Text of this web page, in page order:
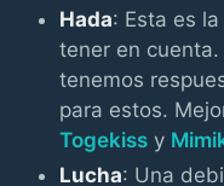
Hada: Esta es
tener en
tenemos
para estos.
Togekiss y
Lucha: Una